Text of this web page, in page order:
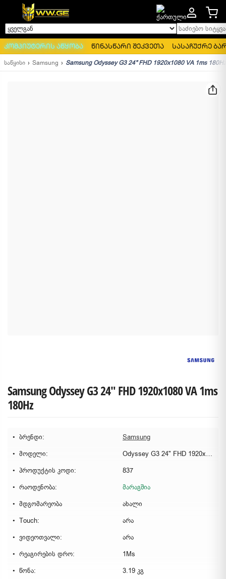
ყველგან საძიებო
კომპიუტერის აწყობა წინასწარი შეკვეთა სასაჩუქრე
საწყისი Samsung Samsung Odyssey G3 24" FHD 1920x1080 VA 1ms 180Hz
Samsung Odyssey G3 24" FHD 1920x1080 VA 1ms
180Hz
ბრენდი:
Samsung
მოდელი:
Odyssey G3 24" FHD 1920x1080 VA 1ms 180Hz
პროდუქტის კოდი:
837
რაოდენობა:
მარაგშია
მდგომარეობა
ახალი
Touch:
არა
ვიდეოთვალი:
არა
რეაგირების დრო:
1Ms
წონა:
3.19 კგ